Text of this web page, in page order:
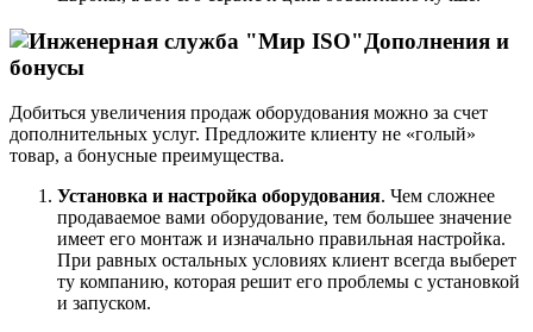
Дополнения и
бонусы
Добиться увеличения продаж оборудования можно за счет
дополнительных услуг. Предложите клиенту не «голый»
товар, а бонусные преимущества.
Установка и настройка оборудования. Чем сложнее
продаваемое вами оборудование, тем большее значение
имеет его монтаж и изначально правильная настройка.
При равных остальных условиях клиент всегда выберет
ту компанию, которая решит его проблемы с установкой
и запуском.